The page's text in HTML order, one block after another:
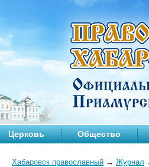
Церковь Общество
Хабаровск православный → Журнал